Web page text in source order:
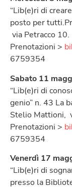
“Lib(e)ri di
posto per
via Petracco 10.
Prenotazioni >
6759354
Sabato 11
“Lib(e)ri di
genio” n. 43 La
Stelio Mattioni,
Prenotazioni >
6759354
Venerdì 17
“Lib(e)ri di
presso la